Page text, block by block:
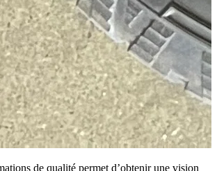
de qualité permet d’obtenir une vision